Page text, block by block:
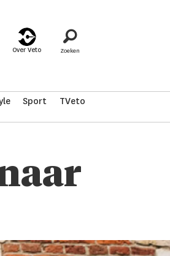
Over Veto
Sport TVeto